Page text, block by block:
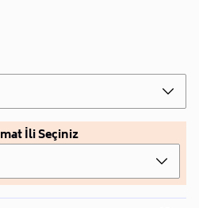
İli Seçiniz